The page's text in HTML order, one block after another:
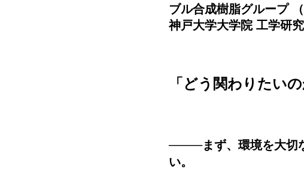
ブル合成樹脂グループ （
神戸大学大学院 工学研
「どう関わりたい
────まず、環境を大切
い。